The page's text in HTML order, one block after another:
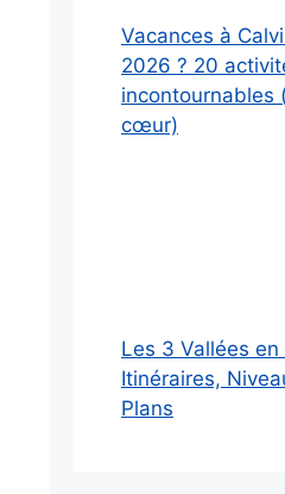
Vacances à
2026 ? 20
incontournables
cœur)
Les 3 Vallées
Itinéraires,
Plans